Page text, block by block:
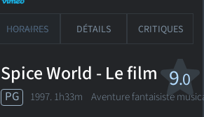
HORAIRES DÉTAILS CRITIQUES
9.0
Spice World - Le film
PG 1997. 1h33m Aventure fantaisiste